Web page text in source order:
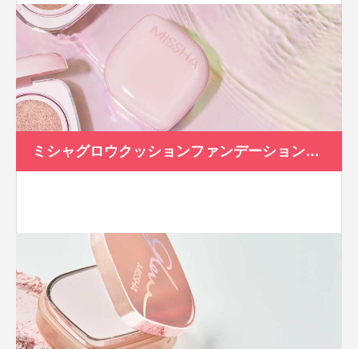
ミシャグロウクッションファンデーション（ルミナスカバー）